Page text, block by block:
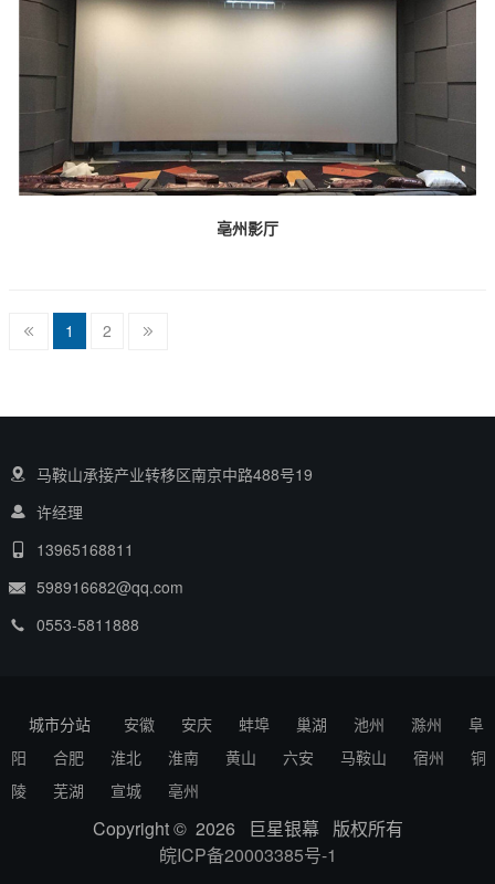
亳州影厅
1 2
马鞍山承接产业转移区南京中路488号19
许经理
13965168811
598916682@qq.com
0553-5811888
城市分站 安徽 安庆 蚌埠 巢湖 池州 滁州
阜
阳
合肥 淮北 淮南 黄山 六安 马鞍山 宿州
铜
陵
芜湖 宣城 亳州
Copyright © 2026 巨星银幕 版权所有
皖ICP备20003385号-1